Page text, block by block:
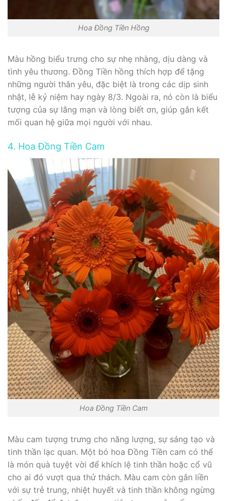
Hoa Đồng Tiền Hồng
Màu hồng biểu trưng cho sự nhẹ nhàng, dịu dàng và
tình yêu thương. Đồng Tiền hồng thích hợp để tặng
những người thân yêu, đặc biệt là trong các dịp sinh
nhật, lễ kỷ niệm hay ngày 8/3. Ngoài ra, nó còn là biểu
tượng của sự lãng mạn và lòng biết ơn, giúp gắn kết
mối quan hệ giữa mọi người với nhau.
4. Hoa Đồng Tiền Cam
Hoa Đồng Tiền Cam
Màu cam tượng trưng cho năng lượng, sự sáng tạo và
tinh thần lạc quan. Một bó hoa Đồng Tiền cam có thể
là món quà tuyệt vời để khích lệ tinh thần hoặc cổ vũ
cho ai đó vượt qua thử thách. Màu cam còn gắn liền
với sự trẻ trung, nhiệt huyết và tinh thần không ngừng